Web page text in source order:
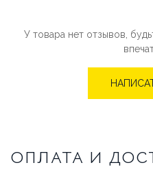
У товара нет отзывов,
ОПЛАТА И